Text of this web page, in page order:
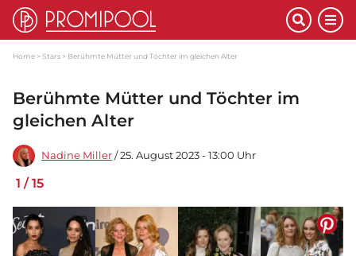
Home Stars Berühmte Mütter und Töchter im gleichen Alter
Berühmte Mütter und Töchter im
gleichen Alter
Nadine Miller / 25. August 2023 - 13:00 Uhr
1 /15